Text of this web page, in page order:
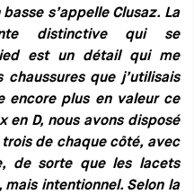
s’appelle Clusaz. La
distinctive qui se
est un détail qui me
que j’utilisais
encore plus en valeur ce
en D, nous avons disposé
de chaque côté, avec
de sorte que les lacets
intentionnel. Selon la